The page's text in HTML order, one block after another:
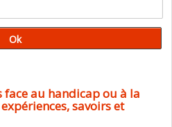
ET SAVOIR-FAIRE
face au handicap ou à la
savoirs et